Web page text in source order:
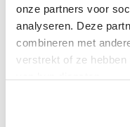
onze partners voor
analyseren. Deze
combineren met
verstrekt of ze